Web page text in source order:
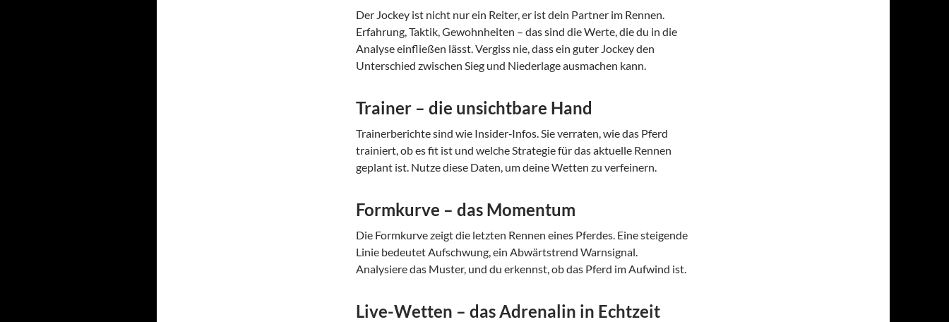
Der Jockey ist nicht nur ein Reiter, er ist dein Partner im Rennen.
Erfahrung, Taktik, Gewohnheiten – das sind die Werte, die du in die
Analyse einfließen lässt. Vergiss nie, dass ein guter Jockey den
Unterschied zwischen Sieg und Niederlage ausmachen kann.
Trainer – die unsichtbare Hand
Trainerberichte sind wie Insider‑Infos. Sie verraten, wie das Pferd
trainiert, ob es fit ist und welche Strategie für das aktuelle Rennen
geplant ist. Nutze diese Daten, um deine Wetten zu verfeinern.
Formkurve – das Momentum
Die Formkurve zeigt die letzten Rennen eines Pferdes. Eine steigende
Linie bedeutet Aufschwung, ein Abwärtstrend Warnsignal.
Analysiere das Muster, und du erkennst, ob das Pferd im Aufwind ist.
Live-Wetten – das Adrenalin in Echtzeit